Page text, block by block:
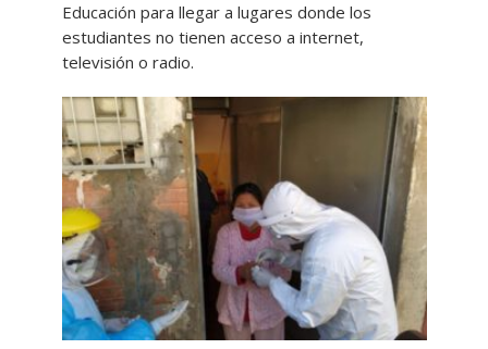
Educación para llegar a lugares donde los
estudiantes no tienen acceso a internet,
televisión o radio.